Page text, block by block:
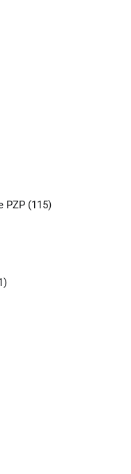
CZ"
PZP(115)